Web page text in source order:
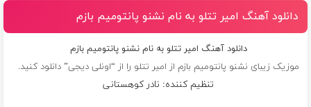
دانلود آهنگ امیر تتلو به نام نشنو پانتومیم بازم
دانلود آهنگ امیر تتلو به نام نشنو پانتومیم بازم
موزیک زیبای نشنو پانتومیم بازم از امیر تتلو را از “اونلی دیجی” دانلود کنید.
تنظیم کننده: نادر کوهستانی